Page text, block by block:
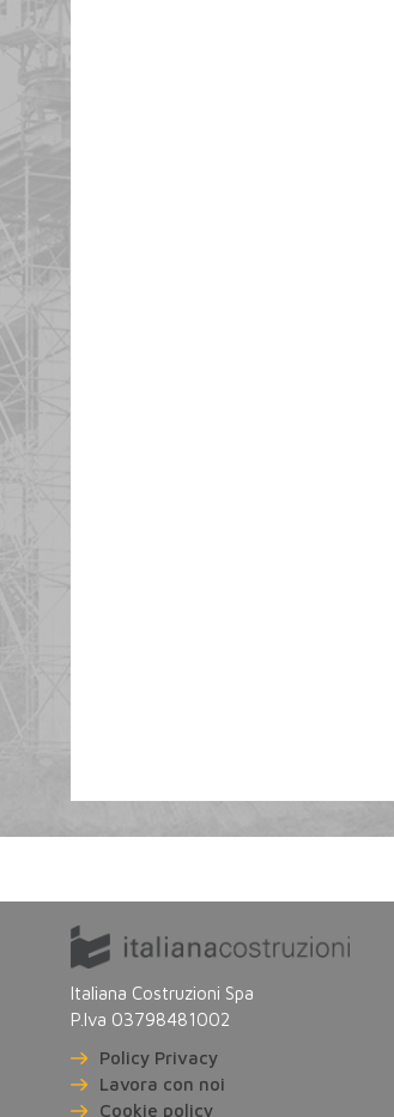
Italiana Costruzioni Spa
P.Iva 03798481002
Policy Privacy
Lavora con noi
Cookie policy